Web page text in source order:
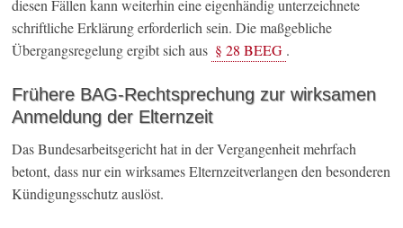
diesen Fällen kann weiterhin eine eigenhändig unterzeichnete
schriftliche Erklärung erforderlich sein. Die maßgebliche
Übergangsregelung ergibt sich aus § 28 BEEG .
Frühere BAG-Rechtsprechung zur wirksamen
Anmeldung der Elternzeit
Das Bundesarbeitsgericht hat in der Vergangenheit mehrfach
betont, dass nur ein wirksames Elternzeitverlangen den besonderen
Kündigungsschutz auslöst.